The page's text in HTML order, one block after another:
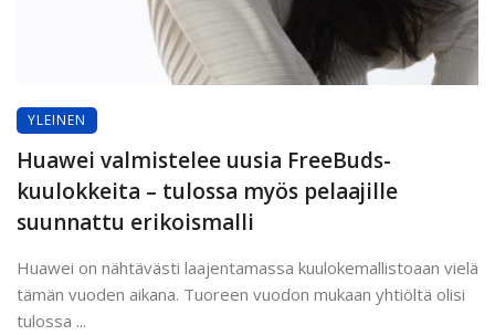
YLEINEN
Huawei valmistelee uusia FreeBuds-
kuulokkeita – tulossa myös pelaajille
suunnattu erikoismalli
Huawei on nähtävästi laajentamassa kuulokemallistoaan vielä
tämän vuoden aikana. Tuoreen vuodon mukaan yhtiöltä olisi
tulossa ...